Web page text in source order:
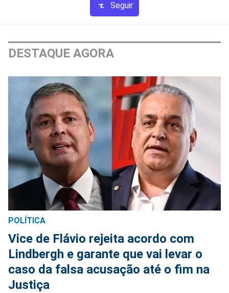
Seguir
DESTAQUE AGORA
POLÍTICA
Vice de Flávio rejeita acordo com
Lindbergh e garante que vai levar o
caso da falsa acusação até o fim na
Justiça